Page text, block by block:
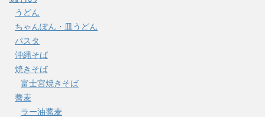
うどん
ちゃんぽん・皿うどん
パスタ
沖縄そば
焼きそば
富士宮焼きそば
蕎麦
ラー油蕎麦